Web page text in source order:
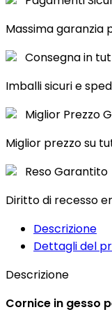
Massima garanzia
Consegna in
Imballi sicuri e
Miglior Prezzo
Miglior prezzo su
Reso Garantito
Diritto di recesso
Descrizione
Dettagli del
Descrizione
Cornice in gesso